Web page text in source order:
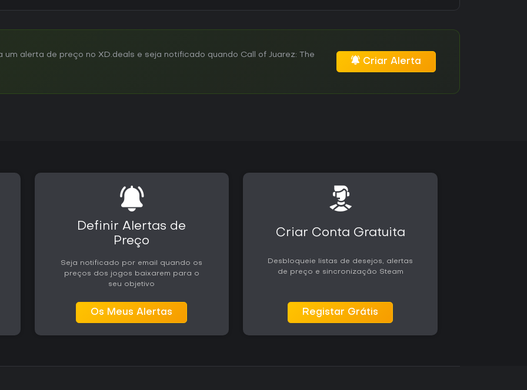
alerta de preço no XD.deals e seja notificado quando Call of Juarez: The
Criar Alerta
Definir Alertas de
Preço
Seja notificado por email quando os
preços dos jogos baixarem para o
seu objetivo
Os Meus Alertas
Criar Conta Gratuita
Desbloqueie listas de desejos, alertas
de preço e sincronização Steam
Registar Grátis